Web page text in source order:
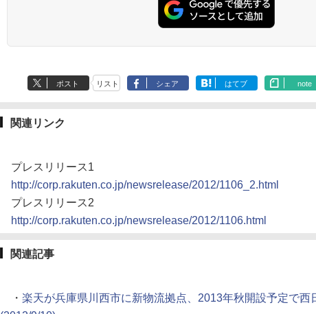
ポスト リスト シェア はてブ note
関連リンク
プレスリリース1
http://corp.rakuten.co.jp/newsrelease/2012/1106_2.html
プレスリリース2
http://corp.rakuten.co.jp/newsrelease/2012/1106.html
関連記事
・ 楽天が兵庫県川西市に新物流拠点、2013年秋開設予定で西